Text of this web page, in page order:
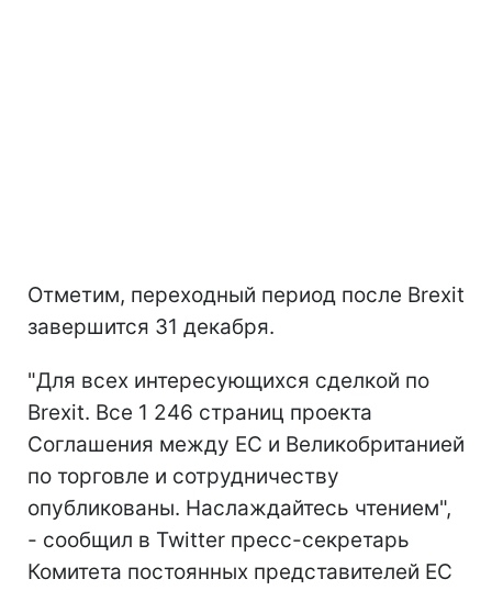
Отметим, переходный период после Brexit
завершится 31 декабря.
"Для всех интересующихся сделкой по
Brexit. Все 1 246 страниц проекта
Соглашения между ЕС и Великобританией
по торговле и сотрудничеству
опубликованы. Наслаждайтесь чтением",
- сообщил в Twitter пресс-секретарь
Комитета постоянных представителей ЕС